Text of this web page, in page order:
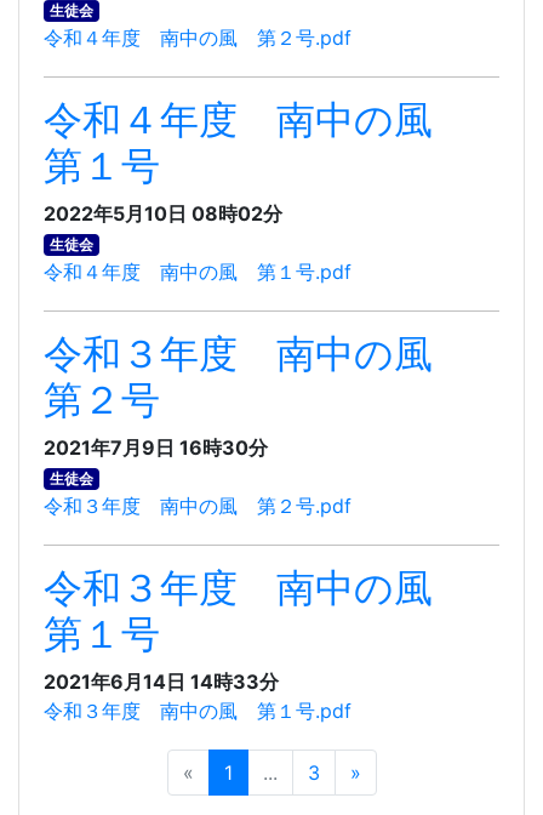
生徒会
令和４年度 南中の風 第２号.pdf
令和４年度 南中の風
第１号
2022年5月10日 08時02分
生徒会
令和４年度 南中の風 第１号.pdf
令和３年度 南中の風
第２号
2021年7月9日 16時30分
生徒会
令和３年度 南中の風 第２号.pdf
令和３年度 南中の風
第１号
2021年6月14日 14時33分
令和３年度 南中の風 第１号.pdf
« 1 ... 3 »